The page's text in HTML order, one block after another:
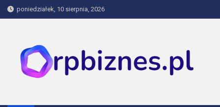
Skip
to
poniedziałek, 10 sierpnia, 2026